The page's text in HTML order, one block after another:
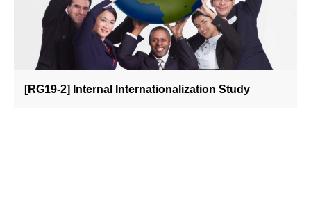
[RG19-2] Internal Internationalization Study